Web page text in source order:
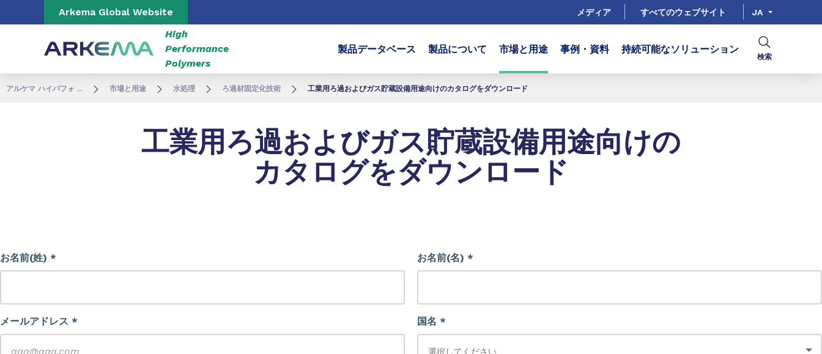
Go to content Go to navigation
Arkema Global Website メディア すべてのウェブサイト JA
High
Performance
Polymers
製品データベース 製品について 市場と用途 事例・資料 持続可能なソリューション
検索
アルケマ ハイパフォ ... 市場と用途 水処理 ろ過材固定化技術 工業用ろ過およびガス貯蔵設備用途向けのカタログをダウンロード
工業用ろ過およびガス貯蔵設備用途向けの
カタログをダウンロード
お名前(姓) * お名前(名) *
メールアドレス * 国名 *